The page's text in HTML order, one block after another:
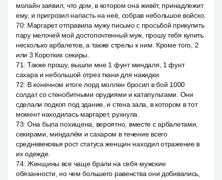
молайн заявил, что дом, в котором она живёт, принадлежит
ему, и пригрозил напасть на неё, собрав небольшое войско.
70: Маргарет отправила мужу письмо с просьбой прикупить
пару мелочей мой достопочтенный муж, прошу тебя купить
несколько арбалетов, а также стрелы к ним. Кроме того, 2
или 3 Коротких секиры.
71: Также прошу, вышли мне 1 фунт миндаля, 1 фунт
сахара и небольшой отрез ткани для накидки.
72: В конечном итоге лорд моллен бросил в бой 1000
солдат со стенобитными орудиями и катапультами. Они
сделали подкоп под здание, и стена зала, в котором в тот
момент находилась маргарет, рухнула.
73: Она была похищена, вероятно, вместе с арбалетами,
секирами, миндалём и сахаром в течение всего
средневековья рост статуса женщин находил отражение в
их одежде.
74: Женщины все чаще брали на себя мужские
обязанности, но чем большего равенства они добивались,